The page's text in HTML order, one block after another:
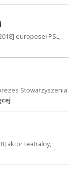
europoseł PSL,
Stowarzyszenia
aktor teatralny,